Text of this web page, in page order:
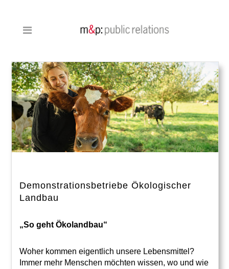
Demonstrationsbetriebe Ökologischer
Landbau
„So geht Ökolandbau“
Woher kommen eigentlich unsere Lebensmittel?
Immer mehr Menschen möchten wissen, wo und wie